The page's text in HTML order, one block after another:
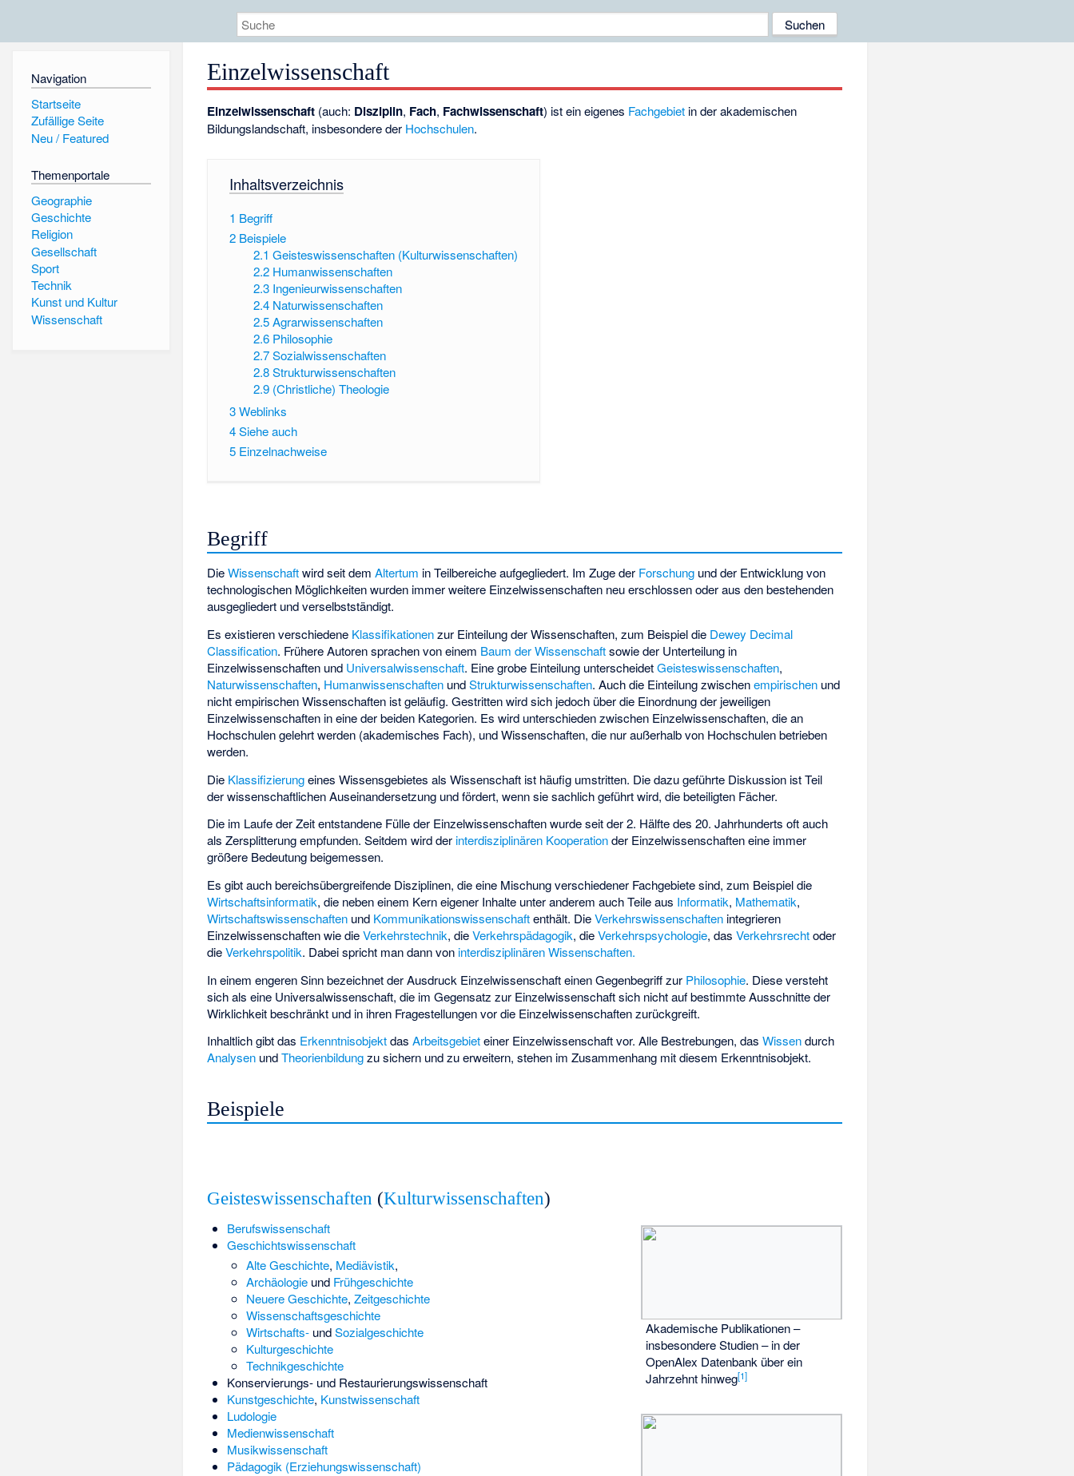
Navigation
Startseite
Zufällige Seite
Neu / Featured
Themenportale
Geographie
Geschichte
Religion
Gesellschaft
Sport
Technik
Kunst und Kultur
Wissenschaft
Einzelwissenschaft
Einzelwissenschaft (auch: Disziplin, Fach, Fachwissenschaft) ist ein eigenes Fachgebiet in derakademischen
Bildungslandschaft, insbesondere der Hochschulen.
Inhaltsverzeichnis
1 Begriff
2 Beispiele
2.1 Geisteswissenschaften (Kulturwissenschaften)
2.2 Humanwissenschaften
2.3 Ingenieurwissenschaften
2.4 Naturwissenschaften
2.5 Agrarwissenschaften
2.6 Philosophie
2.7 Sozialwissenschaften
2.8 Strukturwissenschaften
2.9 (Christliche) Theologie
3Weblinks
4Siehe auch
5 Einzelnachweise
Begriff
DieWissenschaftwird seit demAltertum in Teilbereiche aufgegliedert. Im Zuge der Forschung und der Entwicklung von
technologischen Möglichkeiten wurden immer weitere Einzelwissenschaften neu erschlossen oder aus den bestehenden
ausgegliedert und verselbstständigt.
Es existieren verschiedene Klassifikationenzur Einteilung der Wissenschaften, zum Beispiel die Dewey Decimal
Classification. Frühere Autoren sprachen von einem Baum der Wissenschaftsowie der Unterteilung in
Einzelwissenschaften und Universalwissenschaft. Eine grobe Einteilung unterscheidetGeisteswissenschaften,
Naturwissenschaften, Humanwissenschaften undStrukturwissenschaften. Auch die Einteilung zwischenempirischen und
nicht empirischen Wissenschaften ist geläufig. Gestritten wird sich jedoch über die Einordnung der jeweiligen
Einzelwissenschaften in eine der beiden Kategorien. Es wird unterschieden zwischen Einzelwissenschaften, die an
Hochschulen gelehrt werden (akademisches Fach), und Wissenschaften, die nur außerhalb von Hochschulen betrieben
werden.
Die Klassifizierungeines Wissensgebietes als Wissenschaft ist häufig umstritten. Die dazu geführte Diskussion ist Teil
der wissenschaftlichen Auseinandersetzung und fördert, wenn sie sachlich geführt wird, die beteiligten Fächer.
Die im Laufe der Zeit entstandene Fülle der Einzelwissenschaften wurde seit der 2. Hälfte des 20. Jahrhunderts oft auch
als Zersplitterung empfunden. Seitdem wird der interdisziplinären Kooperationder Einzelwissenschaften eine immer
größere Bedeutung beigemessen.
Es gibt auch bereichsübergreifende Disziplinen, die eine Mischung verschiedener Fachgebiete sind, zum Beispiel die
Wirtschaftsinformatik, die neben einem Kern eigener Inhalte unter anderem auch Teile aus Informatik, Mathematik,
Wirtschaftswissenschaften und Kommunikationswissenschaftenthält. DieVerkehrswissenschaften integrieren
Einzelwissenschaften wie dieVerkehrstechnik, dieVerkehrspädagogik, dieVerkehrspsychologie, dasVerkehrsrechtoder
dieVerkehrspolitik. Dabei spricht man dann von interdisziplinären Wissenschaften.
In einem engeren Sinn bezeichnet der Ausdruck Einzelwissenschaft einen Gegenbegriff zur Philosophie. Diese versteht
sich als eine Universalwissenschaft, die im Gegensatz zur Einzelwissenschaft sich nicht auf bestimmte Ausschnitte der
Wirklichkeit beschränkt und in ihren Fragestellungen vor die Einzelwissenschaften zurückgreift.
Inhaltlich gibt das ErkenntnisobjektdasArbeitsgebieteiner Einzelwissenschaft vor. Alle Bestrebungen, dasWissendurch
Analysen undTheorienbildungzu sichern und zu erweitern, stehen im Zusammenhang mit diesem Erkenntnisobjekt.
Beispiele
Geisteswissenschaften (Kulturwissenschaften)
Akademische Publikationen –
insbesondere Studien – in der
OpenAlex Datenbank über ein
Jahrzehnt hinweg[1]
Berufswissenschaft
Geschichtswissenschaft
Alte Geschichte, Mediävistik,
Archäologie und Frühgeschichte
Neuere Geschichte, Zeitgeschichte
Wissenschaftsgeschichte
Wirtschafts- undSozialgeschichte
Kulturgeschichte
Technikgeschichte
Konservierungs- und Restaurierungswissenschaft
Kunstgeschichte, Kunstwissenschaft
Ludologie
Medienwissenschaft
Musikwissenschaft
Pädagogik (Erziehungswissenschaft)